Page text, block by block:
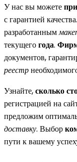
У нас вы можете
с гарантией
разработанным
текущегогода.
документов,
реестр
Узнайте,сколько
регистрацией на
предложим
доставку. Выбор
пути к вашему